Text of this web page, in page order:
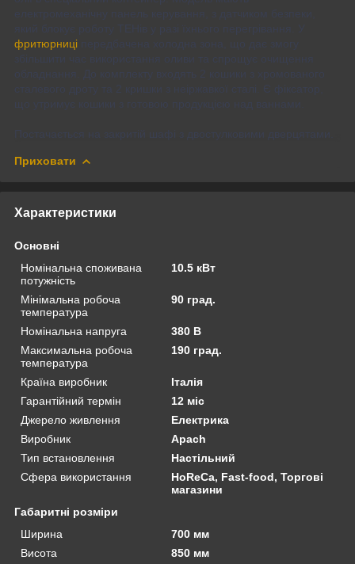
електромеханічну панель керування, з датчиком безпеки,
який блокує роботу ТЕНів у разі їхнього перегрівання. У
фритюрниці передбачена холодна зона, що дає змогу
збільшити час використання оливи та спрощує очищення
обладнання. До комплекту входять 2 кошики з хромованого
сталевого дроту та 2 кришки з неіржавкої сталі. Є фіксатор,
що утримує кошики з готовою продукцією над ваннами.
Постачається на закритій шафі з двостулковими дверцятами.
Приховати
Характеристики
Основні
Номінальна споживана
потужність
10.5 кВт
Мінімальна робоча
температура
90 град.
Номінальна напруга
380 В
Максимальна робоча
температура
190 град.
Країна виробник
Італія
Гарантійний термін
12 міс
Джерело живлення
Електрика
Виробник
Apach
Тип встановлення
Настільний
Сфера використання
HoReCa, Fast-food, Торгові
магазини
Габаритні розміри
Ширина
700 мм
Висота
850 мм